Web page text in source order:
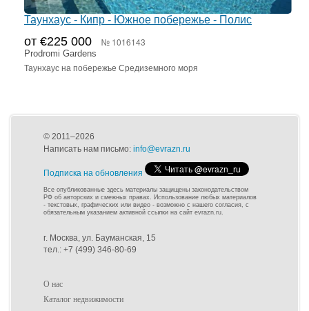
Таунхаус - Кипр - Южное побережье - Полис
от €225 000 № 1016143
Prodromi Gardens
Таунхаус на побережье Средиземного моря
© 2011–2026
Написать нам письмо: info@evrazn.ru
Подписка на обновления
Все опубликованные здесь материалы защищены законодательством
РФ об авторских и смежных правах. Использование любых материалов
- текстовых, графических или видео - возможно с нашего согласия, с
обязательным указанием активной ссылки на сайт evrazn.ru.
г. Москва, ул. Бауманская, 15
тел.: +7 (499) 346-80-69
О нас
Каталог недвижимости